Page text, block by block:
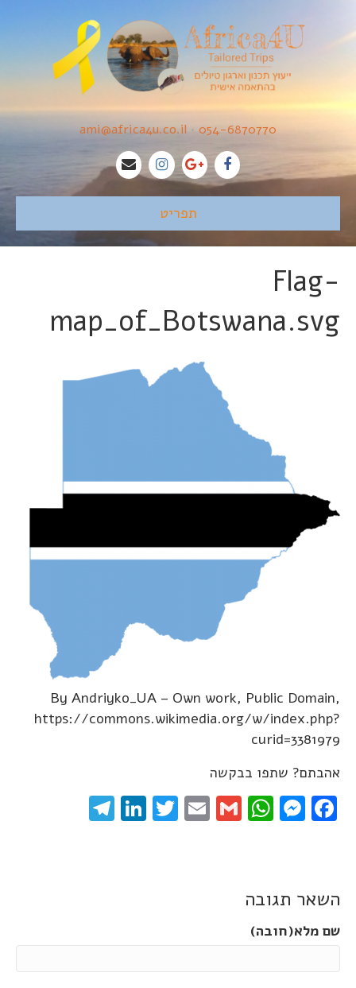
054-6870770
•
ami@africa4u.co.il
תפריט
Flag-
map_of_Botswana.svg
By Andriyko_UA – Own work, Public Domain,
https://commons.wikimedia.org/w/index.php?
curid=3381979
אהבתם? שתפו בבקשה
Facebook
Messenger
WhatsApp
Gmail
Email
Twitter
LinkedIn
השאר תגובה
שם מלא(חובה)